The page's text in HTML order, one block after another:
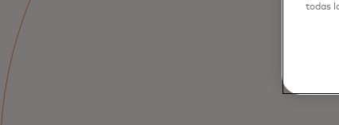
todas